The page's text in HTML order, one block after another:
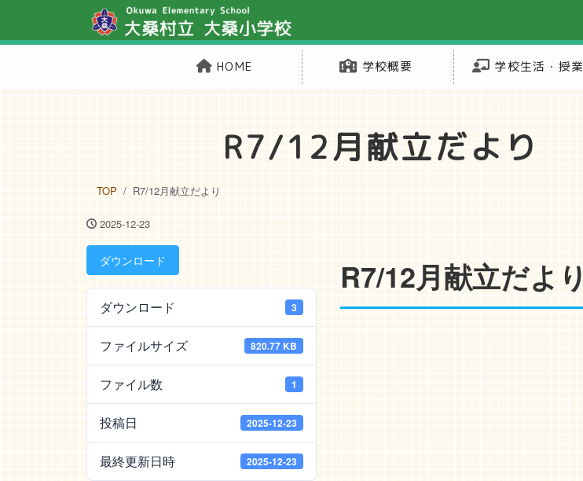
HOME 学校概要 学校生活・授業
R7/12月献立だより
TOP R7/12月献立だより
2025-12-23
ダウンロード
ダウンロード 3
ファイルサイズ 820.77 KB
ファイル数 1
投稿日 2025-12-23
最終更新日時 2025-12-23
R7/12月献立だより